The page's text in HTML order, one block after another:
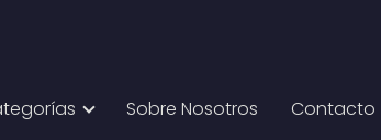
Sobre Nosotros Contacto